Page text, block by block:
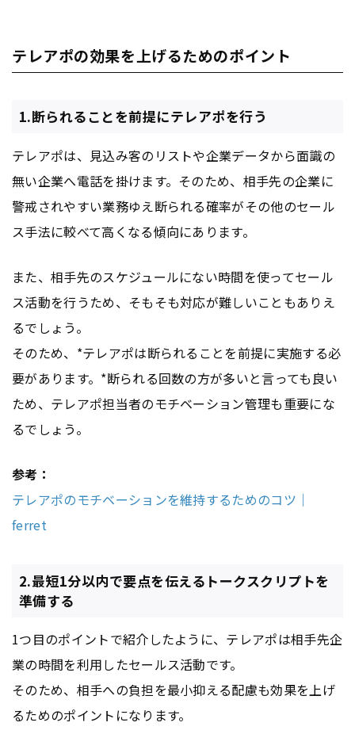
テレアポの効果を上げるためのポイント
1.断られることを前提にテレアポを行う
テレアポは、見込み客のリストや企業データから面識の
無い企業へ電話を掛けます。そのため、相手先の企業に
警戒されやすい業務ゆえ断られる確率がその他のセール
ス手法に較べて高くなる傾向にあります。
また、相手先のスケジュールにない時間を使ってセール
ス活動を行うため、そもそも対応が難しいこともありえ
るでしょう。
そのため、*テレアポは断られることを前提に実施する必
要があります。*断られる回数の方が多いと言っても良い
ため、テレアポ担当者のモチベーション管理も重要にな
るでしょう。
参考：
テレアポのモチベーションを維持するためのコツ｜
ferret
2.最短1分以内で要点を伝えるトークスクリプトを
準備する
1つ目のポイントで紹介したように、テレアポは相手先企
業の時間を利用したセールス活動です。
そのため、相手への負担を最小抑える配慮も効果を上げ
るためのポイントになります。